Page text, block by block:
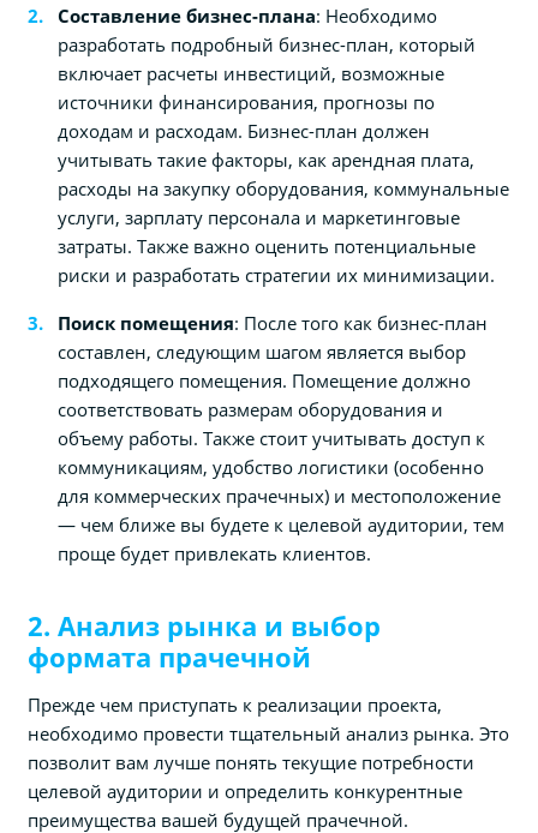
Составление бизнес-плана: Необходимо
разработать подробный бизнес-план, который
включает расчеты инвестиций, возможные
источники финансирования, прогнозы по
доходам и расходам. Бизнес-план должен
учитывать такие факторы, как арендная плата,
расходы на закупку оборудования, коммунальные
услуги, зарплату персонала и маркетинговые
затраты. Также важно оценить потенциальные
риски и разработать стратегии их минимизации.
Поиск помещения: После того как бизнес-план
составлен, следующим шагом является выбор
подходящего помещения. Помещение должно
соответствовать размерам оборудования и
объему работы. Также стоит учитывать доступ к
коммуникациям, удобство логистики (особенно
для коммерческих прачечных) и местоположение
— чем ближе вы будете к целевой аудитории, тем
проще будет привлекать клиентов.
2. Анализ рынка и выбор
формата прачечной
Прежде чем приступать к реализации проекта,
необходимо провести тщательный анализ рынка. Это
позволит вам лучше понять текущие потребности
целевой аудитории и определить конкурентные
преимущества вашей будущей прачечной.